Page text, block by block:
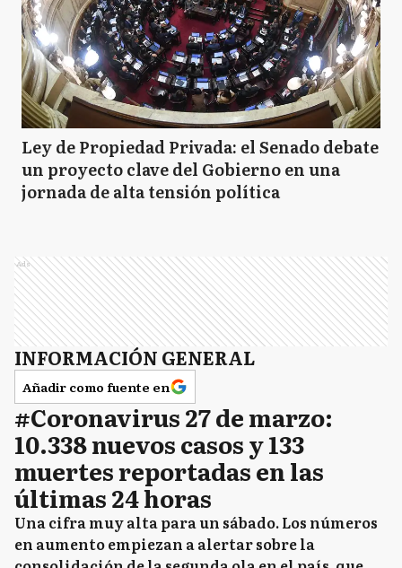
Ley de Propiedad Privada: el Senado debate
un proyecto clave del Gobierno en una
jornada de alta tensión política
Ads
INFORMACIÓN GENERAL
Añadir como fuente en
#Coronavirus 27 de marzo:
10.338 nuevos casos y 133
muertes reportadas en las
últimas 24 horas
Una cifra muy alta para un sábado. Los números
en aumento empiezan a alertar sobre la